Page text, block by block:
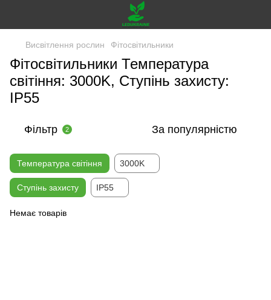
Висвітлення рослин Фітосвітильники
Фітосвітильники Температура
світіння: 3000K, Ступінь захисту:
IP55
Фільтр 2 За популярністю
Температура світіння 3000K
Ступінь захисту IP55
Немає товарів